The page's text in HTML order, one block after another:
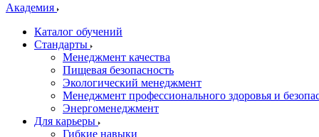
Академия
Каталог обучений
Стандарты
Менеджмент качества
Пищевая безопасность
Экологический менеджмент
Менеджмент профессионального здоровья и
Энергоменеджмент
Для карьеры
Гибкие навыки